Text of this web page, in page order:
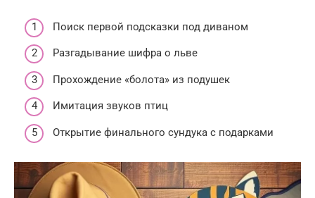
Поиск первой подсказки под диваном
Разгадывание шифра о льве
Прохождение «болота» из подушек
Имитация звуков птиц
Открытие финального сундука с подарками